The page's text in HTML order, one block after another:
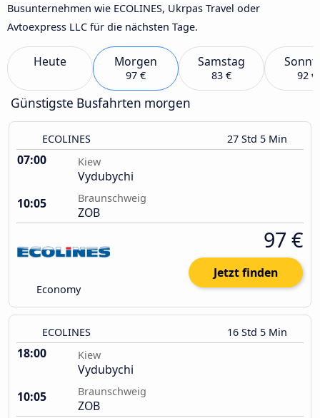
Busunternehmen wie ECOLINES, Ukrpas Travel oder
Avtoexpress LLC für die nächsten Tage.
Heute Morgen
97 €
Samstag
83 € 92 €
Günstigste Busfahrten morgen
ECOLINES 27 Std 5 Min
07:00 Kiew
Vydubychi
10:05
Braunschweig
ZOB
Economy
97 €
Jetzt finden
ECOLINES 16 Std 5 Min
18:00 Kiew
Vydubychi
10:05
Braunschweig
ZOB